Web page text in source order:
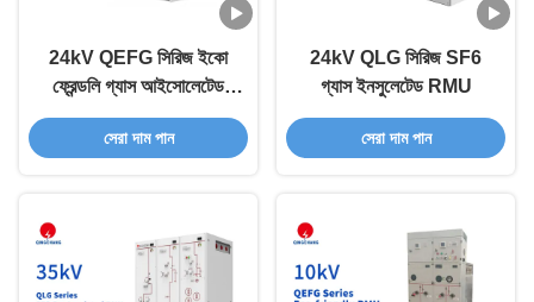
24kV QEFG সিরিজ ইকো
ফ্রেন্ডলি গ্যাস আইসোলেটেড
RMU
সেরা দাম পান
24kV QLG সিরিজ SF6
গ্যাস ইনসুলেটেড RMU
সেরা দাম পান